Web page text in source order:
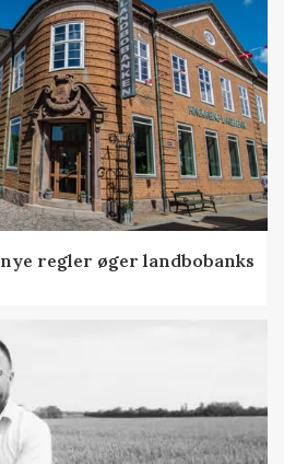
regler øger landbobanks